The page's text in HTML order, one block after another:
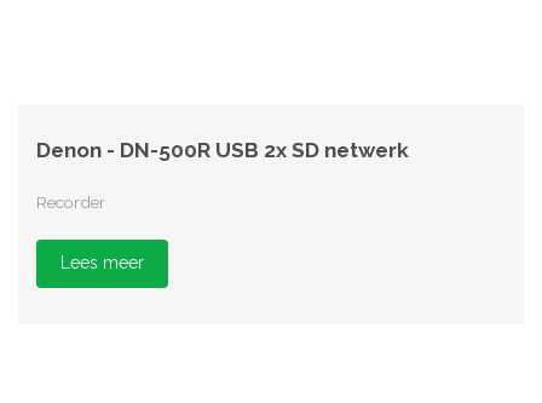
Denon - DN-500R USB 2x SD netwerk
Recorder
Lees meer